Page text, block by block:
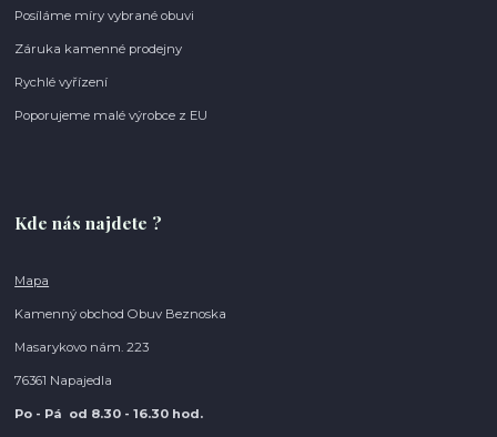
Posíláme míry vybrané obuvi
Záruka kamenné prodejny
Rychlé vyřízení
Poporujeme malé výrobce z EU
Kde nás najdete ?
Mapa
Kamenný obchod Obuv Beznoska
Masarykovo nám. 223
76361 Napajedla
Po - Pá od 8.30 - 16.30 hod.